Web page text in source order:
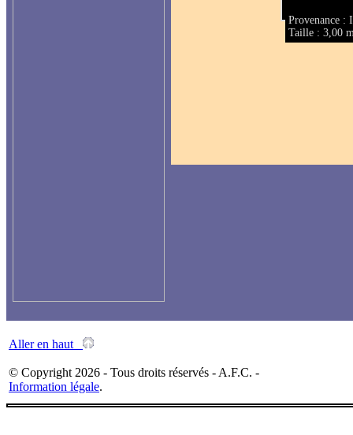
Provenance :
Taille : 3,00
Aller en haut
© Copyright 2026 - Tous droits réservés - A.F.C. -
Information légale.